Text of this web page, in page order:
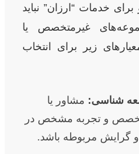
خدمات “ارزان” نباید
غیرمتخصص یا
زیر برای انتخاب
شناسی: مشاور یا
تخصص و تجربه مشخص در
گرایش مربوطه باشد.